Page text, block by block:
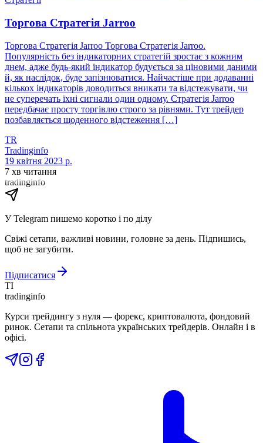
Торгова Стратегія Jarroo
Торгова Стратегія Jarroo Торгова Стратегія Jarroo.
Популярність без індикаторних стратегій зростає з кожним
днем, адже будь-який індикатор будується за ціновими даними
й, як наслідок, буде запізнюватися. Найчастіше при додаванні
кількох індикаторів доводиться вникати та відстежувати, чи
не суперечать їхні сигнали один одному. Стратегія Jarroo
передбачає просту торгівлю строго за рівнями. Тут трейдер
позбавляється щоденного відстеження […]
TR
Tradinginfo
19 квітня 2023 р.
7 хв читання
tradinginfo
У Telegram пишемо коротко і по ділу
Свіжі сетапи, важливі новини, головне за день. Підпишись,
щоб не загубити.
Підписатися
TI
tradinginfo
Курси трейдингу з нуля — форекс, криптовалюта, фондовий
ринок. Сетапи та спільнота українських трейдерів. Онлайн і в
офісі.